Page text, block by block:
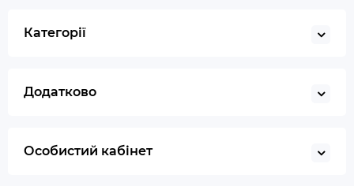
Категорії
Додатково
Особистий кабінет